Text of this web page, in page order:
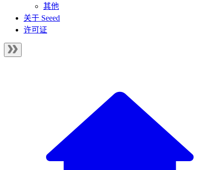
其他
关于 Seeed
许可证